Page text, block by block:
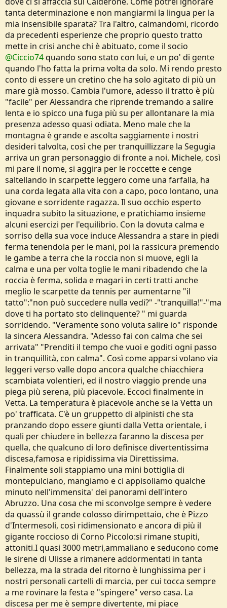
tanta determinazione e non mangiarmi la lingua per la
mia insensibile sparata? Tra l'altro, calmandomi, ricordo
da precedenti esperienze che proprio questo tratto
mette in crisi anche chi è abituato, come il socio
@Ciccio74quando sono stato con lui, e un po' di gente
quando l'ho fatta la prima volta da solo. Mi rendo presto
conto di essere un cretino che ha solo agitato di più un
mare già mosso. Cambia l'umore, adesso il tratto è più
"facile" per Alessandra che riprende tremando a salire
lenta e io spicco una fuga più su per allontanare la mia
presenza adesso quasi odiata. Meno male che la
montagna è grande e ascolta saggiamente i nostri
desideri talvolta, così che per tranquillizzare la Segugia
arriva un gran personaggio di fronte a noi. Michele, così
mi pare il nome, si aggira per le roccette e cenge
saltellando in scarpette leggero come una farfalla, ha
una corda legata alla vita con a capo, poco lontano, una
giovane e sorridente ragazza. Il suo occhio esperto
inquadra subito la situazione, e pratichiamo insieme
alcuni esercizi per l'equilibrio. Con la dovuta calma e
sorriso della sua voce induce Alessandra a stare in piedi
ferma tenendola per le mani, poi la rassicura premendo
le gambe a terra che la roccia non si muove, egli la
calma e una per volta toglie le mani ribadendo che la
roccia è ferma, solida e magari in certi tratti anche
meglio le scarpette da tennis per aumentarne "il
tatto":"non può succedere nulla vedi?" -"tranquilla!"-"ma
dove ti ha portato sto delinquente? " mi guarda
sorridendo. "Veramente sono voluta salire io" risponde
la sincera Alessandra. "Adesso fai con calma che sei
arrivata" "Prenditi il tempo che vuoi e goditi ogni passo
in tranquillità, con calma". Così come apparsi volano via
leggeri verso valle dopo ancora qualche chiacchiera
scambiata volentieri, ed il nostro viaggio prende una
piega più serena, più piacevole. Eccoci finalmente in
Vetta. La temperatura è piacevole anche se la Vetta un
po' trafficata. C'è un gruppetto di alpinisti che sta
pranzando dopo essere giunti dalla Vetta orientale, i
quali per chiudere in bellezza faranno la discesa per
quella, che qualcuno di loro definisce divertentissima
discesa,famosa e ripidissima via Direttissima.
Finalmente soli stappiamo una mini bottiglia di
montepulciano, mangiamo e ci appisoliamo qualche
minuto nell'immensita' dei panorami dell'intero
Abruzzo. Una cosa che mi sconvolge sempre è vedere
da quassù il grande colosso dirimpettaio, che è Pizzo
d'Intermesoli, così ridimensionato e ancora di più il
gigante roccioso di Corno Piccolo:si rimane stupiti,
attoniti.I quasi 3000 metri,ammaliano e seducono come
le sirene di Ulisse a rimanere addormentati in tanta
bellezza, ma la strada del ritorno è lunghissima per i
nostri personali cartelli di marcia, per cui tocca sempre
a me rovinare la festa e "spingere" verso casa. La
discesa per me è sempre divertente, mi piace